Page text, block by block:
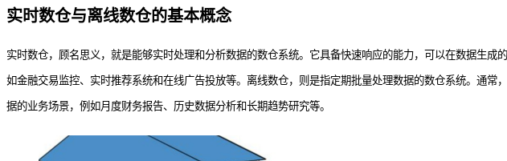
实时数仓与离线数仓的基本概念
实时数仓，顾名思义，就是能够实时处理和分析数据的数仓系统。它具备快速响应的能力，可以在数据生
如金融交易监控、实时推荐系统和在线广告投放等。离线数仓，则是指定期批量处理数据的数仓系统。通
据的业务场景，例如月度财务报告、历史数据分析和长期趋势研究等。